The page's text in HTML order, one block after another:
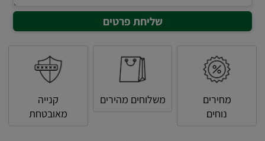
מחירים
נוחים
משלוחים מהירים
קנייה
מאובטחת